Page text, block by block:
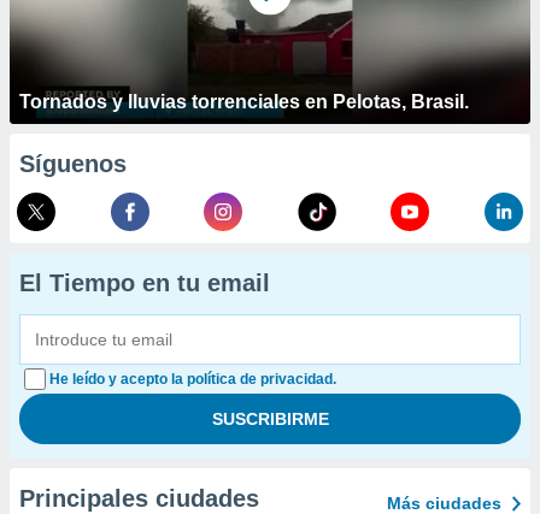
Tornados y lluvias torrenciales en Pelotas, Brasil.
Síguenos
El Tiempo en tu email
He leído y acepto la política de privacidad.
Principales ciudades Más ciudades